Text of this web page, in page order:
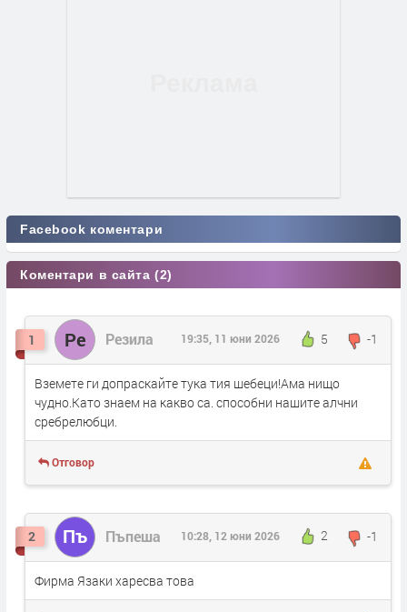
Facebook коментари
Коментари в сайта (2)
1 Ре Резила 5 -1
19:35, 11 юни 2026
Вземете ги допраскайте тука тия шебеци!Ама нищо
чудно.Като знаем на какво са. способни нашите алчни
сребрелюбци.
Отговор
2 Пъ Пъпеша 2 -1
10:28, 12 юни 2026
Фирма Язаки харесва това